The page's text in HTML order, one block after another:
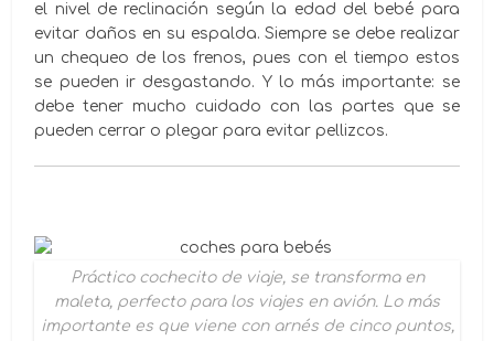
el nivel de reclinación según la edad del bebé para
evitar daños en su espalda. Siempre se debe realizar
un chequeo de los frenos, pues con el tiempo estos
se pueden ir desgastando. Y lo más importante: se
debe tener mucho cuidado con las partes que se
pueden cerrar o plegar para evitar pellizcos.
Práctico cochecito de viaje, se transforma en
maleta, perfecto para los viajes en avión. Lo más
importante es que viene con arnés de cinco puntos,